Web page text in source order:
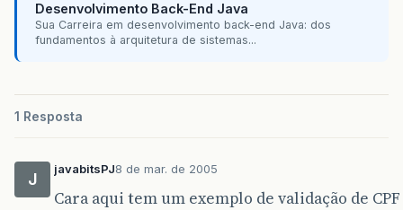
Desenvolvimento Back-End Java
Sua Carreira em desenvolvimento back-end Java: dos
fundamentos à arquitetura de sistemas...
1 Resposta
J
javabitsPJ8 de mar. de 2005
Cara aqui tem um exemplo de validação de CPF